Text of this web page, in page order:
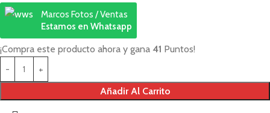
Marcos Fotos / Ventas
Estamos en Whatsapp
¡Compra este producto ahora y gana 41 Puntos!
Añadir Al Carrito